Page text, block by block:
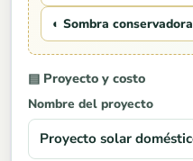
◐ Sombra conservadora
▤ Proyecto y costo
Nombre del proyecto